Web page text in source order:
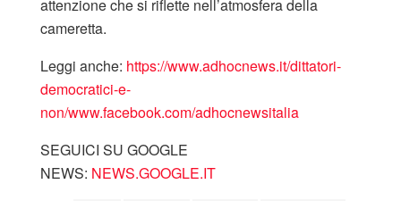
attenzione che si riflette nell’atmosfera della
cameretta.
Leggi anche: https://www.adhocnews.it/dittatori-
democratici-e-
non/www.facebook.com/adhocnewsitalia
SEGUICI SU GOOGLE
NEWS: NEWS.GOOGLE.IT